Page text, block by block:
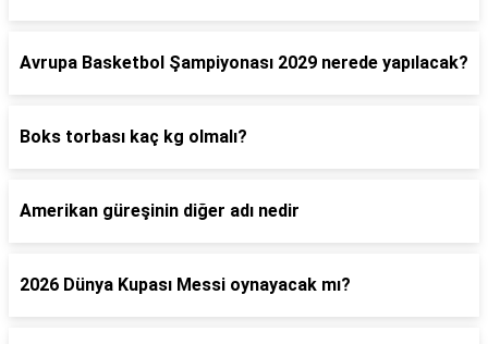
Avrupa Basketbol Şampiyonası 2029 nerede yapılacak?
Boks torbası kaç kg olmalı?
Amerikan güreşinin diğer adı nedir
2026 Dünya Kupası Messi oynayacak mı?